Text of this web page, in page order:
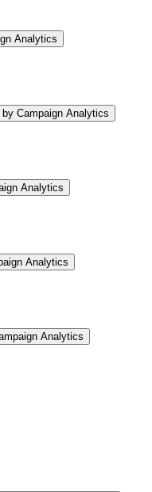
Analytics
by Campaign Analytics
Analytics
Analytics
Analytics